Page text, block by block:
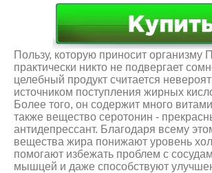
Пользу, которую приносит
практически никто не подвергает
целебный продукт считается
источником поступления жирных
Более того, он содержит много
также вещество серотонин -
антидепрессант. Благодаря всему
вещества жира понижают уровень
помогают избежать проблем с
мышцей и даже способствуют